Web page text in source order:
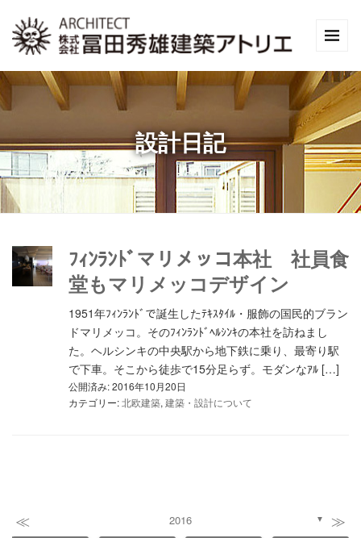
設計日記
ﾌｨﾝﾗﾝﾄﾞマリメッコ本社 社員食
堂もマリメッコデザイン
1951年ﾌｨﾝﾗﾝﾄﾞで誕生したﾃｷｽﾀｲﾙ・服飾の国民的ブラン
ドマリメッコ。そのﾌｨﾝﾗﾝﾄﾞﾍﾙｼﾝｷの本社を訪ねまし
た。ヘルシンキの中央駅から地下鉄に乗り、最寄り駅
で下車。そこから徒歩で15分足らず。モダンなｱﾙ […]
公開済み: 2016年10月20日
カテゴリー:北欧建築, 建築・設計について
≪ 2016 ▼ ≫